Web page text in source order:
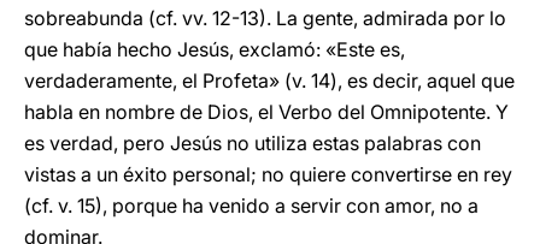
sobreabunda (cf. vv. 12-13). La gente, admirada por lo
que había hecho Jesús, exclamó: «Este es,
verdaderamente, el Profeta» (v. 14), es decir, aquel que
habla en nombre de Dios, el Verbo del Omnipotente. Y
es verdad, pero Jesús no utiliza estas palabras con
vistas a un éxito personal; no quiere convertirse en rey
(cf. v. 15), porque ha venido a servir con amor, no a
dominar.